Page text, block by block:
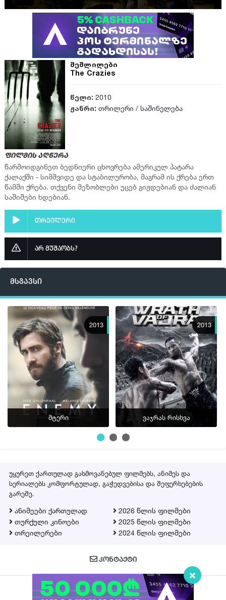
შეშლილები
The Crazies
წელი: 2010
ჟანრი: თრილერი / საშინელება
ფილმის აღწერა
წარმოიდგინეთ ბედნიერი ცხოვრება ამერიკულ პატარა
ქალაქში - სიმშვიდე და სტაბილურობა, მაგრამ ის ქრება ერთ
წამში ქრება. თქვენი მეზობლები უცებ გიჟდებიან და ძალიან
საშიშები ხდებიან.
თრეილერი
არ მუშაობს?
მსგავსი
2013
მტერი
2013
ვაჯრას რისხვა
უყურეთ ქართულად გახმოვანებულ ფილმებს, ანიმეს და
სერიალებს კომფორტულად, გაჭედვებისა და შეფერხებების
გარეშე.
ანიმეები ქართულად
თურქული კინოები
თრეილერები
2026 წლის ფილმები
2025 წლის ფილმები
2024 წლის ფილმები
ᲙᲝᲜᲢᲐᲥᲢᲘ